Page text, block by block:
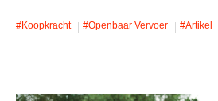
#koopkracht #openbaar Vervoer
#artikel